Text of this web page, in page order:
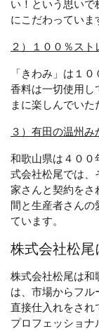
い！という思い
にこだわっていま
２）１００％スト
「きわみ」は１
香料は一切使用し
まに楽しんでいた
３）有田の温州
和歌山県は４００
式会社松尾では、
家さんと契約をさ
間と生産者さん
ています。
株式会社松尾
株式会社松尾は和
は、市場からフ
直接仕入れをされ
プロフェッショ